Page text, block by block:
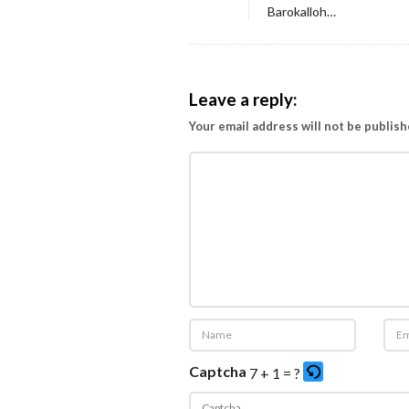
Barokalloh…
Leave a reply:
Your email address will not be
Captcha 7 + 1 = ?